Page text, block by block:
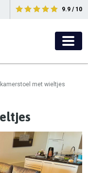
9.9 / 10
met wieltjes